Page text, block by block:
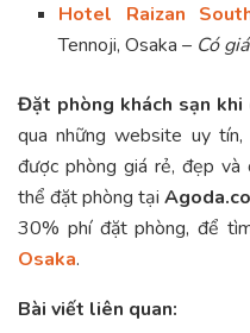
Hotel Raizan
Tennoji, Osaka – Có
Đặt phòng khách sạn khi
qua những website uy
được phòng giá rẻ, đẹp
thể đặt phòng tại
30% phí đặt phòng, để
Osaka.
Bài viết liên quan: